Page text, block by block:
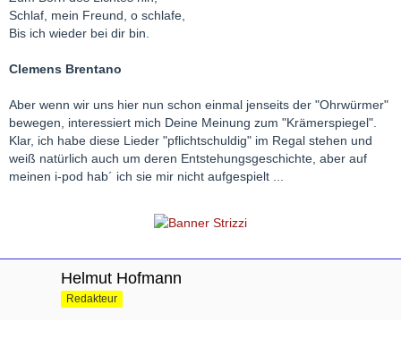
Schlaf, mein Freund, o schlafe,
Bis ich wieder bei dir bin.
Clemens Brentano
Aber wenn wir uns hier nun schon einmal jenseits der "Ohrwürmer"
bewegen, interessiert mich Deine Meinung zum "Krämerspiegel".
Klar, ich habe diese Lieder "pflichtschuldig" im Regal stehen und
weiß natürlich auch um deren Entstehungsgeschichte, aber auf
meinen i-pod hab´ ich sie mir nicht aufgespielt ...
Helmut Hofmann
Redakteur